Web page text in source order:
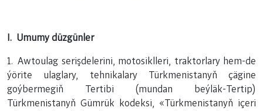
I. Umumy düzgünler
1. Awtoulag serişdelerini, motosiklleri, traktorlary hem-de
ýörite ulaglary, tehnikalary Türkmenistanyň çägine
goýbermegiň Tertibi (mundan beýläk-Tertip)
Türkmenistanyň Gümrük kodeksi, «Türkmenistanyň içeri